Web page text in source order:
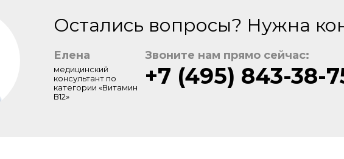
Остались вопросы? Нужна
Елена
медицинский
консультант по
категории «Витамин
В12»
Звоните нам прямо сейчас:
+7 (495) 843-38-